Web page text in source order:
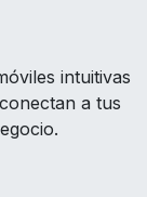
intuitivas
a tus